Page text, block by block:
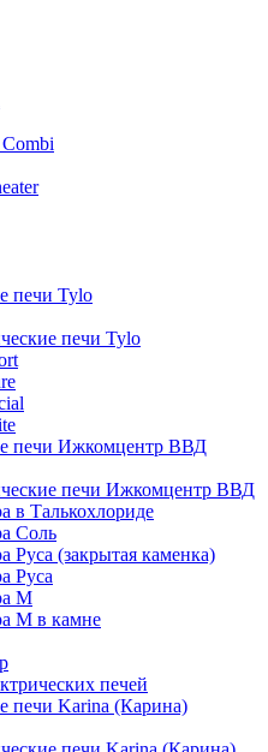
печи Tylo
печи Tylo
печи Ижкомцентр ВВД
печи Ижкомцентр ВВД
в Талькохлориде
Cоль
Руса (закрытая каменка)
Руса
М
М в камне
печей
печи Karina (Карина)